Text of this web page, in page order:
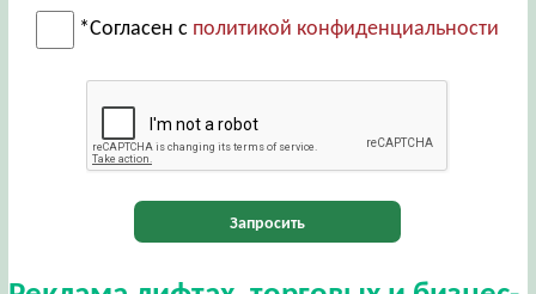
*Согласен с политикой конфиденциальности
Запросить